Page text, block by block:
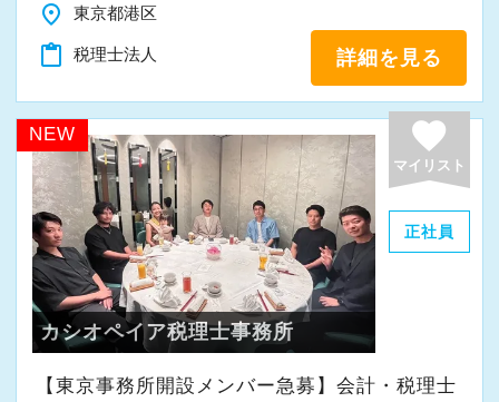
（７）研修
​育成・研修には自信があります！
朝の勉強会（税務通信・月刊税理）や
毎週のＤＶＤ研修会、ビズアップオンデ
マンド研修 等々
（８）＼充実／の福利厚生
＜資格手当＞
在職中に税理士試験の科目合格をした場
合、資格手当を支給！
税法科目 時給１００円アップ
お客様もスタッフもくつろげる雰囲気を
大事にしています。
（３）休憩は業務の都合に合わせて取得可能
昼休み休憩は、業務の都合に合わせて好
きな時間に取得できます。
ピークの時間帯をずらして、静かに休憩
を取ることができますよ！
（４）テレワーク環境
家庭の事情で、今日はテレワークで働き
たい！
place 東京都港区
content_paste 税理士法人 詳細を見る
NEW favorite
マイリスト
正社員
カシオペイア税理士事務所
【東京事務所開設メンバー急募】会計・税理士